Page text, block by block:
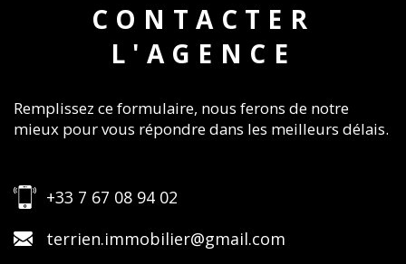
CONTACTER
L'AGENCE
Remplissez ce formulaire, nous ferons de notre
mieux pour vous répondre dans les meilleurs délais.
+33 7 67 08 94 02
terrien.immobilier@gmail.com